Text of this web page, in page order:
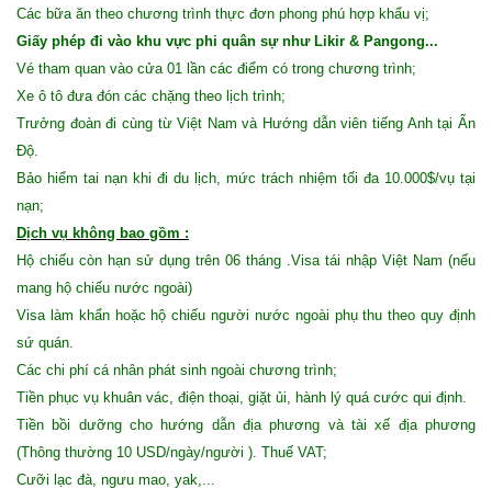
Các bữa ăn theo chương trình thực đơn phong phú hợp khẩu vị;
Giấy phép đi vào khu vực phi quân sự như Likir & Pangong...
Vé tham quan vào cửa 01 lần các điểm có trong chương trình;
Xe ô tô đưa đón các chặng theo lịch trình;
Trưởng đoàn đi cùng từ Việt Nam và Hướng dẫn viên tiếng Anh tại Ấn
Độ.
Bảo hiểm tai nạn khi đi du lịch, mức trách nhiệm tối đa 10.000$/vụ tại
nạn;
Dịch vụ không bao gồm :
Hộ chiếu còn hạn sử dụng trên 06 tháng .Visa tái nhập Việt Nam (nếu
mang hộ chiếu nước ngoài)
Visa làm khẩn hoặc hộ chiếu người nước ngoài phụ thu theo quy định
sứ quán.
Các chi phí cá nhân phát sinh ngoài chương trình;
Tiền phục vụ khuân vác, điện thoại, giặt ủi, hành lý quá cước qui định.
Tiền bồi dưỡng cho hướng dẫn địa phương và tài xế địa phương
(Thông thường 10 USD/ngày/người ). Thuế VAT;
Cưỡi lạc đà, ngưu mao, yak,...